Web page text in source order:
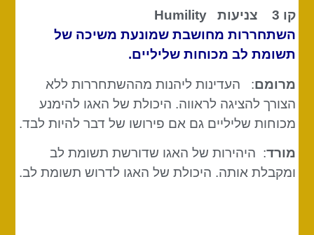
קו 3 צניעות
Humility
השתחררות מחושבת שמונעת משיכה של
תשומת לב מכוחות שליליים.
מרומם: העדינות ליהנות מההשתחררות ללא
הצורך להציגה לראווה. היכולת של האגו להימנע
מכוחות שליליים גם אם פירושו של דבר להיות לבד.
מורד: היהירות של האגו שדורשת תשומת לב
ומקבלת אותה. היכולת של האגו לדרוש תשומת לב.